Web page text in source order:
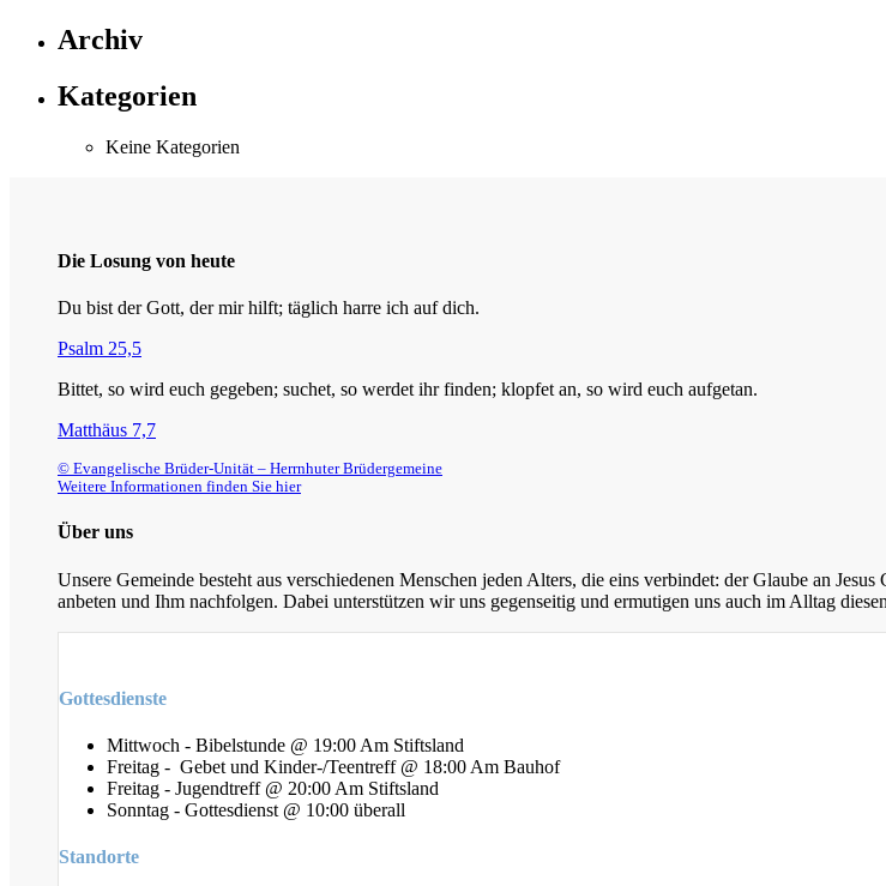
Archiv
Kategorien
Keine Kategorien
Die Losung von heute
Du bist der Gott, der mir hilft; täglich harre ich auf dich.
Psalm 25,5
Bittet, so wird euch gegeben; suchet, so werdet ihr finden; klopfet an, so wird euch aufgetan.
Matthäus 7,7
© Evangelische Brüder-Unität – Herrnhuter Brüdergemeine
Weitere Informationen finden Sie hier
Über uns
Unsere Gemeinde besteht aus verschiedenen Menschen jeden Alters, die eins verbindet: der Glaube an
anbeten und Ihm nachfolgen. Dabei unterstützen wir uns gegenseitig und ermutigen uns auch im Alltag
Gottesdienste
Mittwoch - Bibelstunde @ 19:00 Am Stiftsland
Freitag - Gebet und Kinder-/Teentreff @ 18:00 Am Bauhof
Freitag - Jugendtreff @ 20:00 Am Stiftsland
Sonntag - Gottesdienst @ 10:00 überall
Standorte